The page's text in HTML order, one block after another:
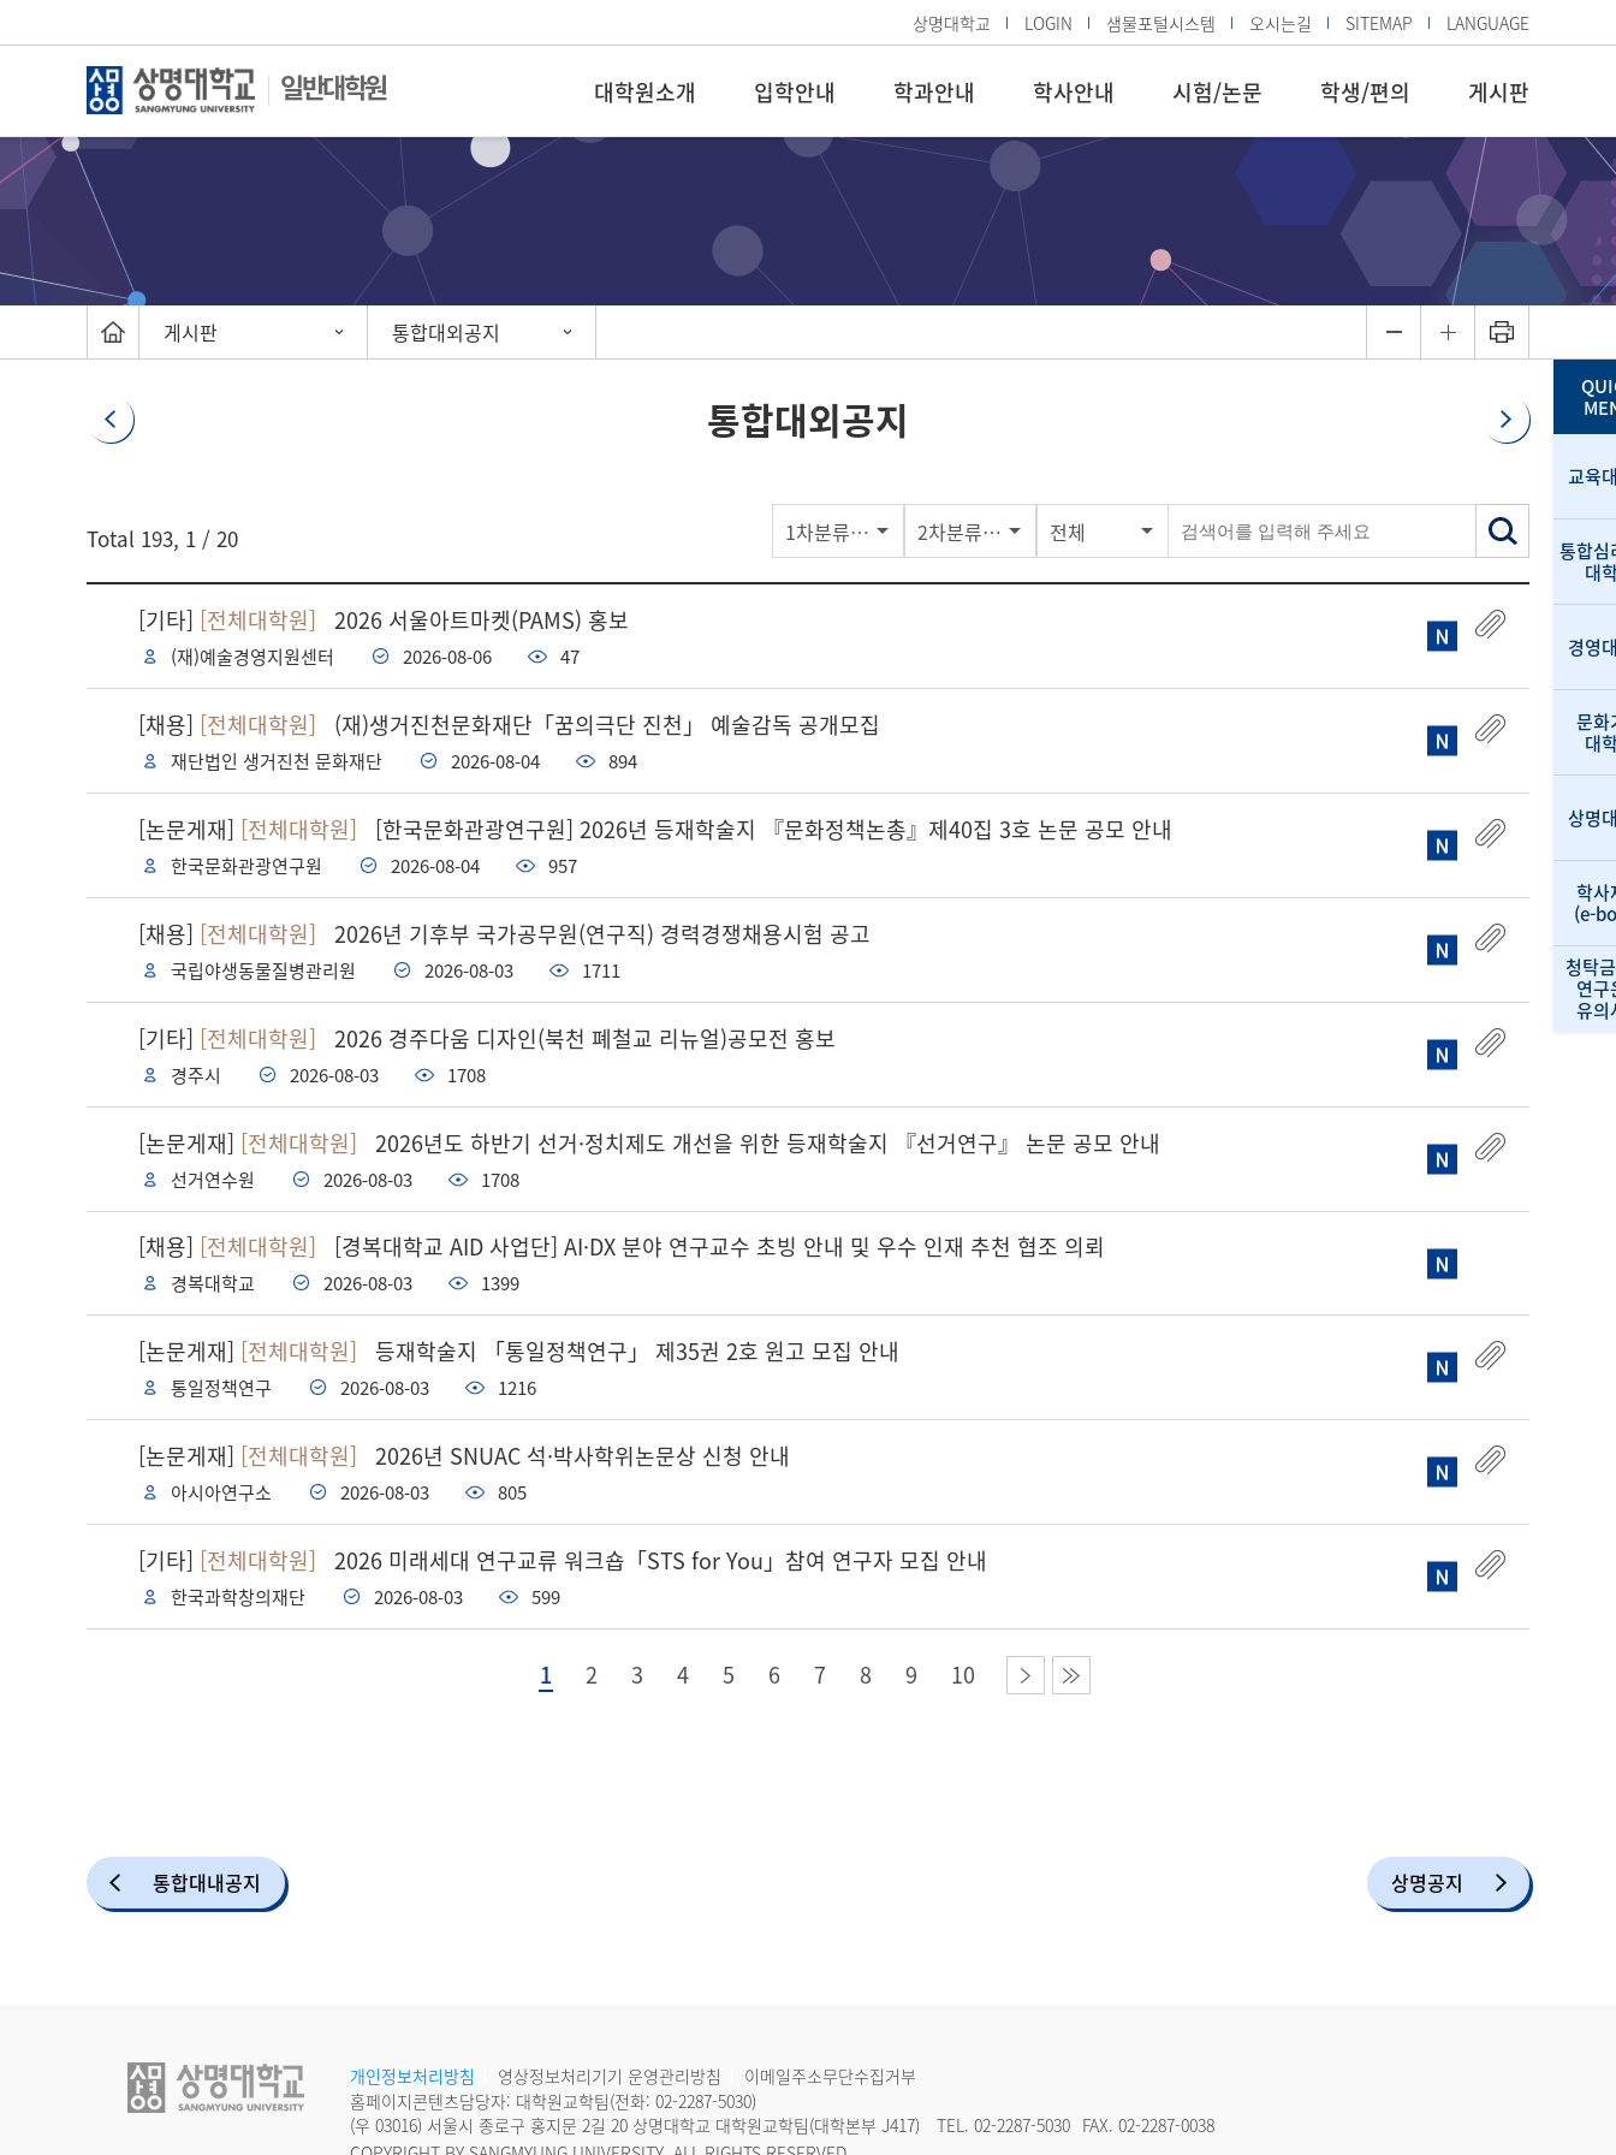
상명대학교 LOGIN 샘물포털시스템 오시는길 SITEMAP LANGUAGE
일반대학원 대학원소개 입학안내 학과안내 학사안내 시험/논문 학생/편의 게시판
교육
통합심
대
경영
문화
대
상명
학사
(e-
청탁
연구
유의
게시판 통합대외공지
통합대외공지
1차분류선택 2차분류선택 전체
Total 193, 1 / 20
[기타] [전체대학원] 2026 서울아트마켓(PAMS) 홍보
(재)예술경영지원센터 2026-08-06 47
[채용] [전체대학원] (재)생거진천문화재단「꿈의극단 진천」 예술감독 공개모집
재단법인 생거진천 문화재단 2026-08-04 894
[논문게재] [전체대학원] [한국문화관광연구원] 2026년 등재학술지 『문화정책논총』제40집 3호 논문 공모 안내
한국문화관광연구원 2026-08-04 957
[채용] [전체대학원] 2026년 기후부 국가공무원(연구직) 경력경쟁채용시험 공고
국립야생동물질병관리원 2026-08-03 1711
[기타] [전체대학원] 2026 경주다움 디자인(북천 폐철교 리뉴얼)공모전 홍보
경주시 2026-08-03 1708
[논문게재] [전체대학원] 2026년도 하반기 선거·정치제도 개선을 위한 등재학술지 『선거연구』 논문 공모 안내
선거연수원 2026-08-03 1708
[채용] [전체대학원] [경복대학교 AID 사업단] AI·DX 분야 연구교수 초빙 안내 및 우수 인재 추천 협조 의뢰
경복대학교 2026-08-03 1399
[논문게재] [전체대학원] 등재학술지 「통일정책연구」 제35권 2호 원고 모집 안내
통일정책연구 2026-08-03 1216
[논문게재] [전체대학원] 2026년 SNUAC 석·박사학위논문상 신청 안내
아시아연구소 2026-08-03 805
[기타] [전체대학원] 2026 미래세대 연구교류 워크숍「STS for You」참여 연구자 모집 안내
한국과학창의재단 2026-08-03 599
1 2 3 4 5 6 7 8 9 10
통합대내공지 상명공지
개인정보처리방침 영상정보처리기기 운영관리방침
이메일주소무단수집거부
홈페이지콘텐츠담당자: 대학원교학팀(전화: 02-2287-5030)
(우 03016) 서울시 종로구 홍지문 2길 20 상명대학교 대학원교학팀(대학본부 J417)
TEL. 02-2287-5030 FAX. 02-2287-0038